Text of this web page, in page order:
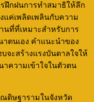
ฝึกฝนการทำสมาธิให้ลึก
ค่เพลิดเพลินกับความ
นที่ที่เหมาะสำหรับการ
าตนเอง คำแนะนำของ
จะสร้างแรงบันดาลใจให้
ความเข้าใจในตัวตน
ดิษฐารามในจังหวัด